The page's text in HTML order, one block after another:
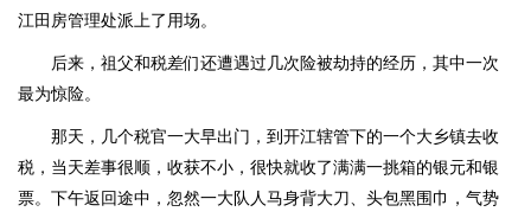
江田房管理处派上了用场。
后来，祖父和税差们还遭遇过几次险被劫持的经历，其中一次
最为惊险。
那天，几个税官一大早出门，到开江辖管下的一个大乡镇去收
税，当天差事很顺，收获不小，很快就收了满满一挑箱的银元和银
票。下午返回途中，忽然一大队人马身背大刀、头包黑围巾，气势